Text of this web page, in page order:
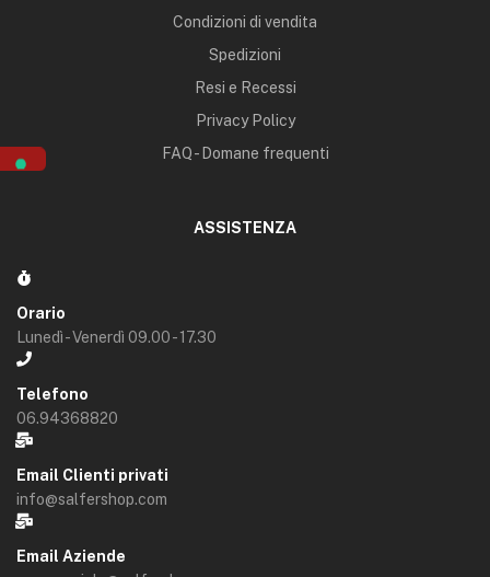
Condizioni di vendita
Spedizioni
Resi e Recessi
Privacy Policy
FAQ - Domane frequenti
ASSISTENZA
Orario
Lunedì - Venerdì 09.00 - 17.30
Telefono
06.94368820
Email Clienti privati
info@salfershop.com
Email Aziende